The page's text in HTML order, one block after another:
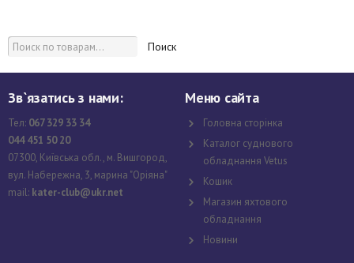
Поиск
Зв`язатись з нами:
Тел: 067 329 33 34
044 451 50 20
07300, Київська обл., м. Вишгород,
вул. Набережна, 3, марина "Оріяна"
mail: kater-club@ukr.net
Меню сайта
Головна сторінка
Каталог суднового
обладнання Vetus
Кошик
Магазин яхтового
обладнання
Новини